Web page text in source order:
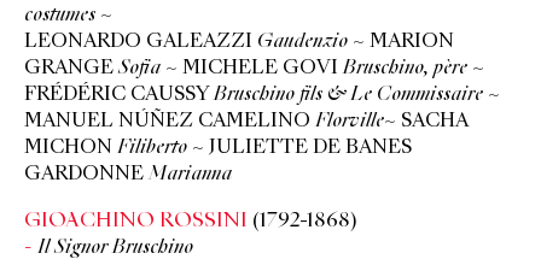
costumes ~
LEONARDO GALEAZZI Gaudenzio ~ MARION
GRANGESofia ~ MICHELE GOVIBruschino, père ~
FRÉDÉRIC CAUSSYBruschino fils & Le Commissaire ~
MANUEL NÚÑEZ CAMELINO Florville~ SACHA
MICHON Filiberto ~ JULIETTE DE BANES
GARDONNEMarianna
GIOACHINO ROSSINI (1792-1868)
Il Signor Bruschino